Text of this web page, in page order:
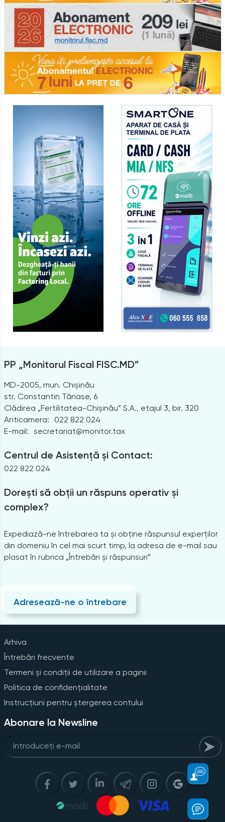
PP „Monitorul Fiscal FISC.MD”
MD-2005, mun. Chișinău
str. Constantin Tănase, 6
Clădirea „Fertilitatea-Chișinău” S.A., etajul 3, bir. 320
Anticamera:
022 822 024
E-mail: secretariat@monitor.tax
Centrul de Asistență și Contact:
022 822 024
Dorești să obții un răspuns operativ și
complex?
Expediază-ne întrebarea ta și obține răspunsul experților
din domeniu în cel mai scurt timp, la adresa de e-mail sau
plasat în rubrica „Întrebări și răspunsuri”
Adresează-ne o întrebare
Arhiva
Întrebări frecvente
Termeni și condiții de utilizare a paginii
Politica de confidențialitate
Instrucțiuni pentru ștergerea contului
Abonare la Newsline